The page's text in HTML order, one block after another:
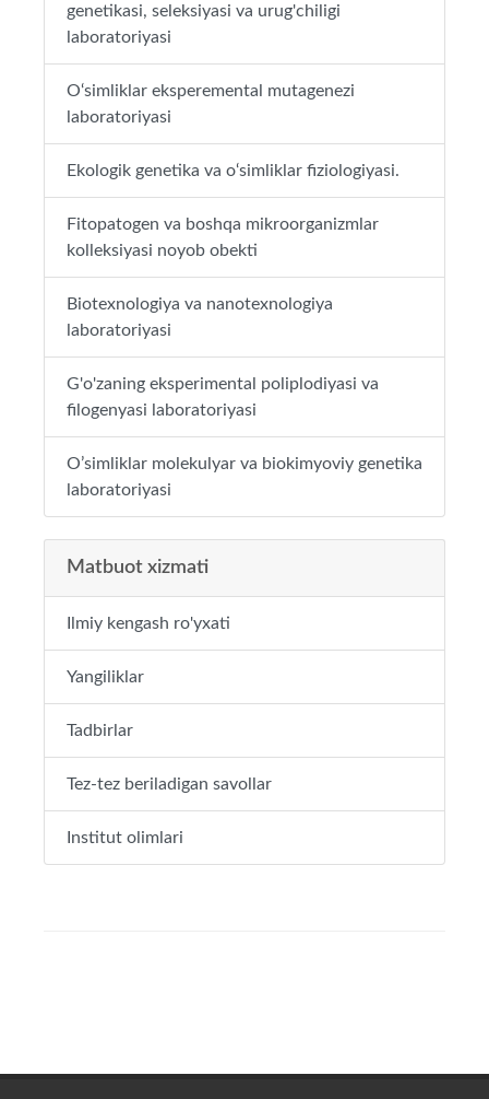
genetikasi, seleksiyasi va urug'chiligi
laboratoriyasi
O‘simliklar eksperemental mutagenezi
laboratoriyasi
Ekologik genetika va o‘simliklar fiziologiyasi.
Fitopatogen va boshqa mikroorganizmlar
kolleksiyasi noyob obekti
Biotexnologiya va nanotexnologiya
laboratoriyasi
G'o'zaning eksperimental poliplodiyasi va
filogenyasi laboratoriyasi
O’simliklar molekulyar va biokimyoviy genetika
laboratoriyasi
Matbuot xizmati
Ilmiy kengash ro'yxati
Yangiliklar
Tadbirlar
Tez-tez beriladigan savollar
Institut olimlari